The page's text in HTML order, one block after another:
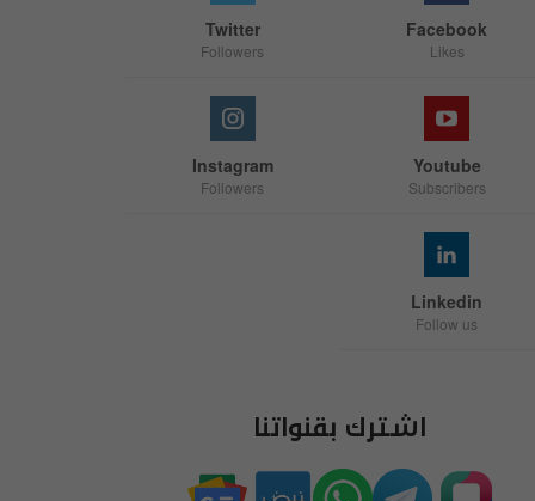
Facebook
Likes
Twitter
Followers
Youtube
Subscribers
Instagram
Followers
Linkedin
Follow us
اشترك بقنواتنا